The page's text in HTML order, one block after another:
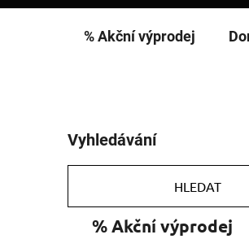
% Akční výprodej
o
s
r
Vyhledávání
HLEDAT
kategorie
% Akční výprodej